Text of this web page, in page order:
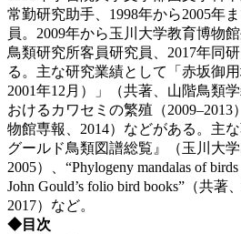
常勤研究助手、1998年から2005年
員。2009年から玉川大学教育博物
鳥類研究所客員研究員、2017年同
る。主な研究業績として「赤坂御
2001年12月）」（共著、山階鳥類
おけるカワセミの繁殖（
物館専報、2014）などがある。主
グールド鳥類図譜総覧』（玉川大学
2005）、“Phylogeny mandalas of
John Gould’s folio bird books”（共著
2017）など。
◆目次